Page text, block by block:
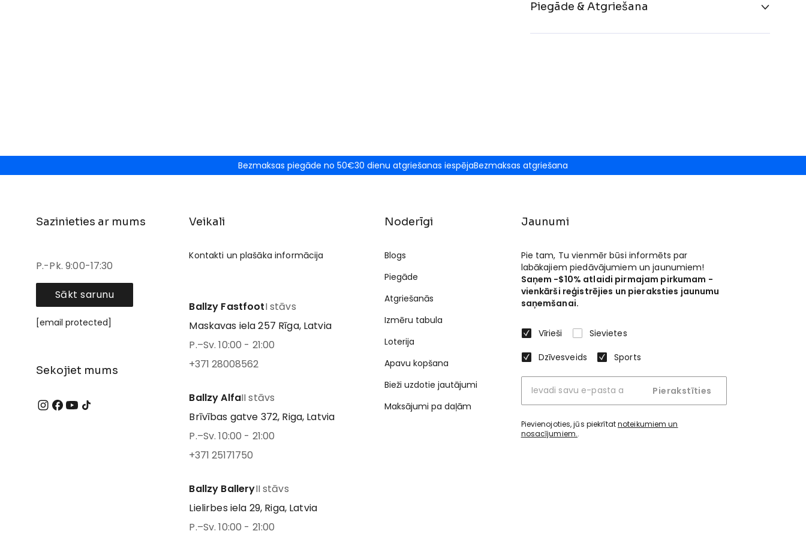
Piegāde & Atgriešana
Bezmaksas piegāde no 50€30 dienu atgriešanas iespējaBezmaksas atgriešana
Sazinieties ar mums
P.-Pk. 9:00-17:30
Sākt sarunu
[email protected]
Sekojiet mums
Veikali
Kontakti un plašāka informācija
Ballzy FastfootI stāvs
Maskavas iela 257 Rīga, Latvia
P.–Sv. 10:00 - 21:00
+371 28008562
Ballzy AlfaII stāvs
Brīvības gatve 372, Riga, Latvia
P.–Sv. 10:00 - 21:00
+371 25171750
Ballzy BalleryII stāvs
Lielirbes iela 29, Riga, Latvia
P.–Sv. 10:00 - 21:00
Noderīgi
Blogs
Piegāde
Atgriešanās
Izmēru tabula
Loterija
Apavu kopšana
Bieži uzdotie jautājumi
Maksājumi pa daļām
Jaunumi
Pie tam, Tu vienmēr būsi informēts par
labākajiem piedāvājumiem un jaunumiem!
Saņem -$10% atlaidi pirmajam pirkumam -
vienkārši reģistrējies un pieraksties jaunumu
saņemšanai.
Vīrieši
Sievietes
Dzīvesveids
Sports
Pierakstīties
Pievienojoties, jūs piekrītatnoteikumiem un
nosacījumiem..